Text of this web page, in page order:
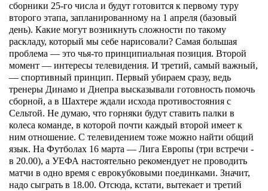
сборники 25-го числа и будут готовится к первому туру
второго этапа, запланированному на 1 апреля (базовый
день). Какие могут возникнуть сложности по такому
раскладу, который мы себе нарисовали? Самая большая
проблема — это чья-то принципиальная позиция. Второй
момент — интересы телевидения. И третий, самый важный,
— спортивный принцип. Первый убираем сразу, ведь
тренеры Динамо и Днепра высказывали готовность помочь
сборной, а в Шахтере ждали исхода противостояния с
Сельтой. Не думаю, что горняки будут ставить палки в
колеса команде, в которой почти каждый второй имеет к
ним отношение. С телевидением тоже можно найти общий
язык. На Футболах 16 марта — Лига Европы (три встречи -
в 20.00), а УЕФА настоятельно рекомендует не проводить
матчи в одно время с еврокубковыми поединками. Значит,
надо сыграть в 18.00. Отсюда, кстати, вытекает и третий